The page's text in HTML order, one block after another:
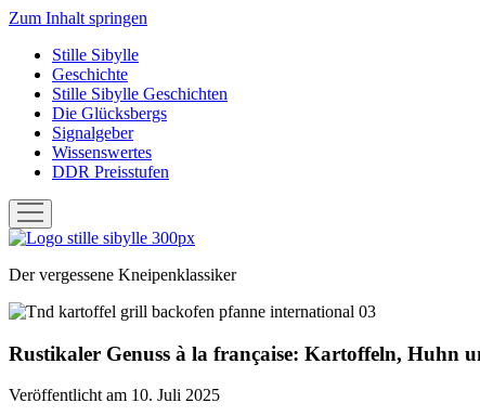
Zum Inhalt springen
Stille Sibylle
Geschichte
Stille Sibylle Geschichten
Die Glücksbergs
Signalgeber
Wissenswertes
DDR Preisstufen
Menü
öffnen
Stille
Der vergessene Kneipenklassiker
Rustikaler Genuss à la française: Kartoffeln, Huhn
Veröffentlicht am 10. Juli 2025